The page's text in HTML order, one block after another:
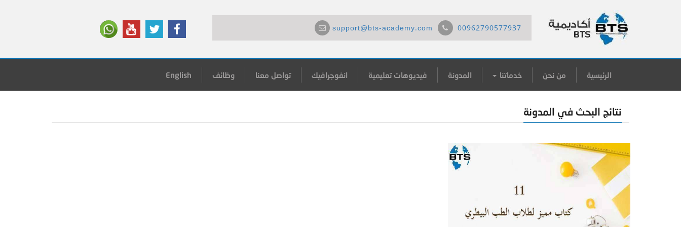
00962790577937
support@bts-academy.com
الرئيسية من نحن خدماتنا المدونة فيديوهات تعليمية انفوجرافيك تواصل معنا وظائف English
نتائج البحث في المدونة